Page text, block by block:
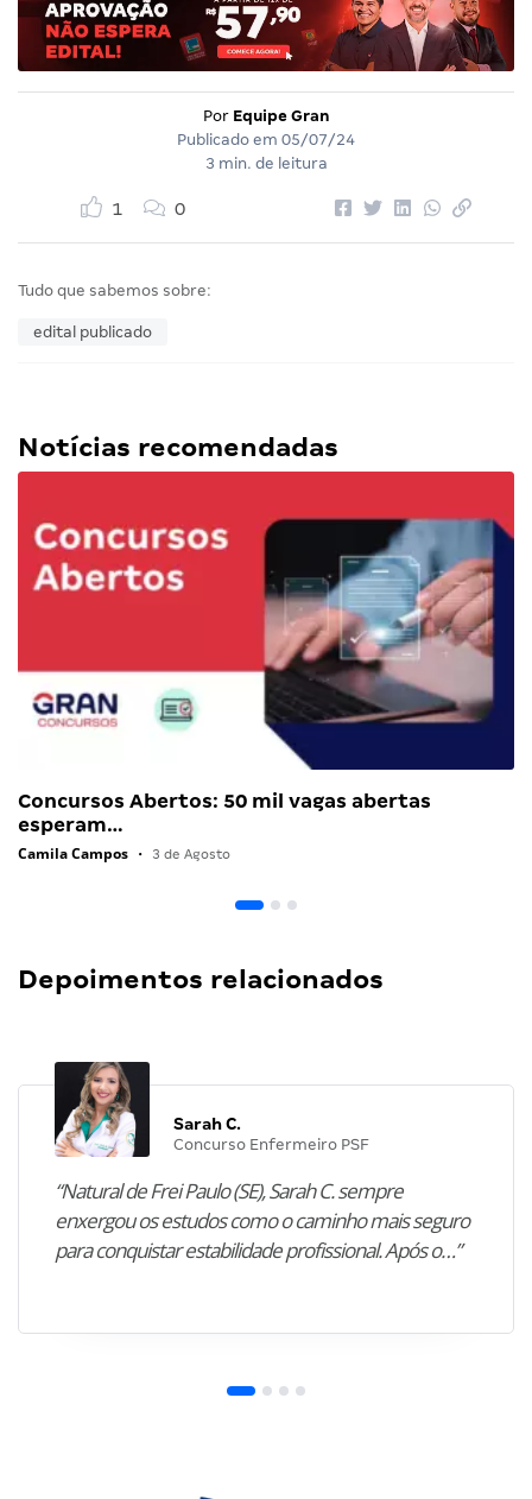
Por Equipe Gran
Publicado em 05/07/24
3 min. de leitura
1 0
Tudo que sabemos sobre:
edital publicado
Notícias recomendadas
Concursos Abertos: 50 mil vagas abertas
esperam…
Camila Campos • 3 de Agosto
Depoimentos relacionados
Sarah C.
Concurso Enfermeiro PSF
“Natural de Frei Paulo (SE), Sarah C. sempre
enxergou os estudos como o caminho mais seguro
para conquistar estabilidade profissional. Após o…”